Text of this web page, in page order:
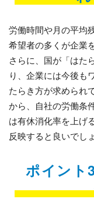
労働時間や月の平均
希望者の多くが企業
さらに、国が「はた
り、企業には今後も
たらき方が求められ
から、自社の労働条
は有休消化率を上げ
反映すると良いでしょ
ポイント